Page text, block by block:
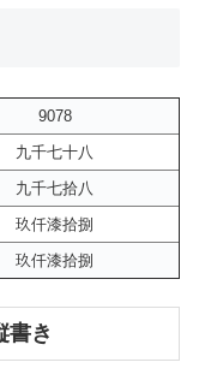
9078
九千七十八
九千七拾八
玖仟漆拾捌
玖仟漆拾捌
書き